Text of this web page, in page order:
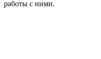
работы с ними.